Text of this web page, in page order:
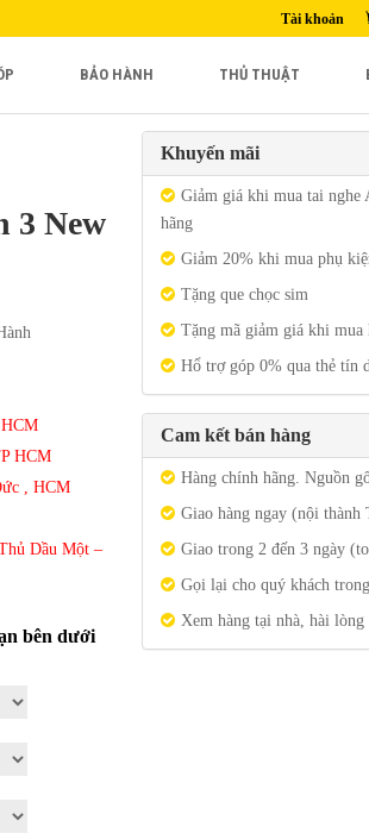
Tài khoản
BẢO HÀNH THỦ THUẬT
3 New
HCM
, HCM
Dầu Một –
bên dưới
Khuyến mãi
Giảm giá khi mua tai nghe
hãng
Giảm 20% khi mua phụ
Tặng que chọc sim
Tặng mã giảm giá khi mua
Hổ trợ góp 0% qua thẻ tín
Cam kết bán hàng
Hàng chính hãng. Nguồn
Giao hàng ngay (nội thành
Giao trong 2 đến 3 ngày
Gọi lại cho quý khách
Xem hàng tại nhà, hài lòng